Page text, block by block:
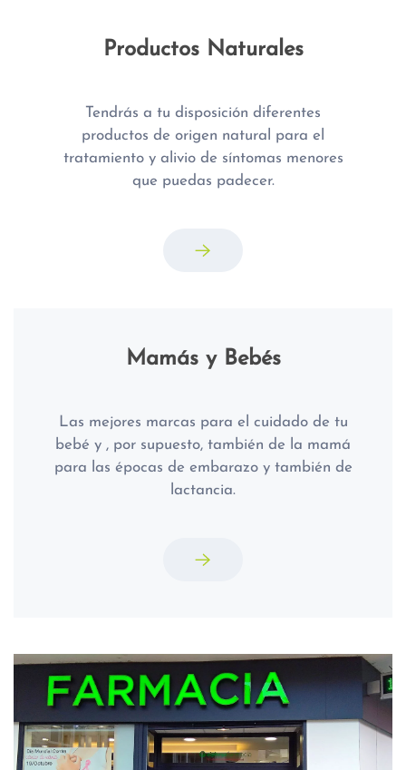
Productos Naturales
Tendrás a tu disposición diferentes
productos de origen natural para el
tratamiento y alivio de síntomas menores
que puedas padecer.
Mamás y Bebés
Las mejores marcas para el cuidado de tu
bebé y , por supuesto, también de la mamá
para las épocas de embarazo y también de
lactancia.